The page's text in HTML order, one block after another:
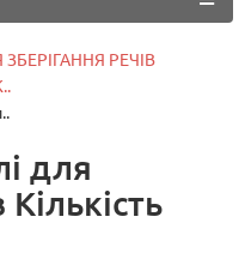
РЕЧІВ
для